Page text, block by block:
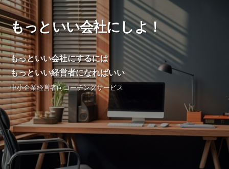
ス
キ
ッ
プ
社
マ
ー
カ
ス
・
マ
ネ
ジ
メ
ン
ト
もっといい会社にしよ！
もっといい会社にするには
もっといい経営者になればいい
中小企業経営者向コーチングサービス
ス
・
マ
ネ
ジ
メ
ン
ト